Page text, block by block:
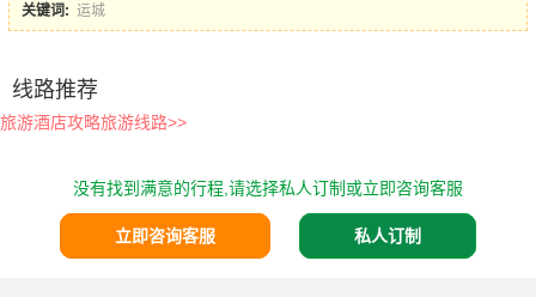
关键词: 运城
线路推荐
旅游酒店攻略旅游线路>>
没有找到满意的行程,请选择私人订制或立即咨询客服
立即咨询客服 私人订制